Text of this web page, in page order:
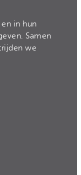
in hun
Samen
we